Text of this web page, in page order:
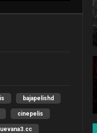
bajapelishd
cinepelis